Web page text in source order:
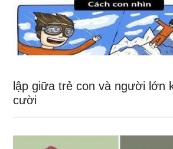
lập giữa trẻ con và người lớn
cười